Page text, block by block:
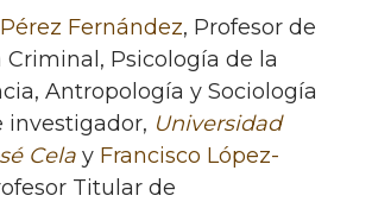
Fernández, Profesor de
Criminal, Psicología de la
Antropología y Sociología
investigador, Universidad
Cela y Francisco López-
Titular de